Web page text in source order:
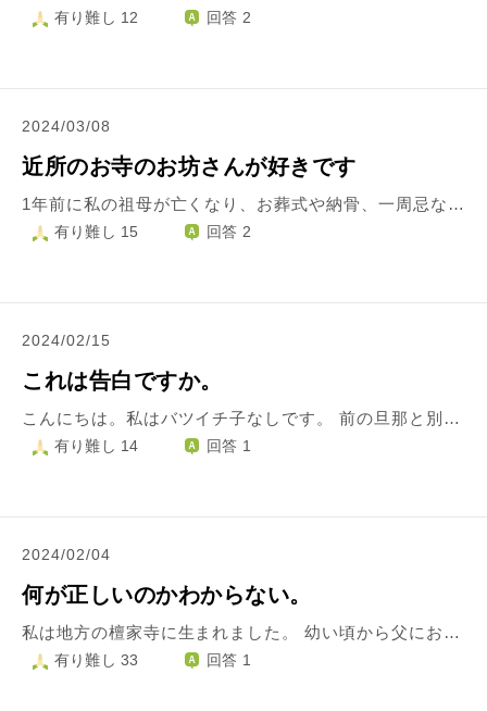
有り難し 12 回答 2
2024/03/08
近所のお寺のお坊さんが好きです
1年前に私の祖母が亡くなり、お葬式や納骨、一周忌なので最近お会いすることのあった家の近くのお寺のお坊さん30歳くらいのことが気になって仕方ないです。 場違いですし、そんな場面でこんな感情を抱いてしまって、、と思っているのですが何故か惹かれてしまっています。 そのお坊さんとはほとんど話したことがありません、、、 そのお坊さんに会いたくて、話してみたいなああわよくば連絡先を聞きたいな、なんて思い最近お寺に通っているのですが（今日も午前と午後で2回行きましたが）なかなか会えません（泣） どうしたら少しでも距離を縮められるでしょうか すごく悩んでいます。
有り難し 15 回答 2
2024/02/15
これは告白ですか。
こんにちは。私はバツイチ子なしです。 前の旦那と別れて6～7年くらいで彼氏が出来ません。 私は菩提寺で開かれている瞑想会に参加して週一回、一緒に瞑想しました。 私が仕事のことで悩み上手くいかないと相談し、瞑想で心がよくなれば仕事も出来るようになるから、お寺の本堂は開けておくのでお付き合いするので毎日きて良いとおっしゃっていまし た。 その後、母が倒れて実際にはそんな暇なかったのですが、お付き合いというのは、男女的なものなのか、ただ単に瞑想に付き合うという意味なのかよくわからないまま、通わず仕事と介護とでいっぱいです。 私は住職とは男女の関係になりたくないけど、瞑想会の人達は好きだし、あのお寺も本当にキレイで清潔ですが、 住職のことはどうしても好きになれないので距離をおこうと思っています。本人にきくのははばかれるので質問してみました。
有り難し 14 回答 1
2024/02/04
何が正しいのかわからない。
私は地方の檀家寺に生まれました。 幼い頃から父にお坊さんになること以外の道を許されず、反論すると暴力や大切なものを壊されたりしてきました。 逆らうことができ学生時代は本山に寄宿しながらの修行生活をしました。 しかし、修行を終え娑婆に帰ってから、自分でやりたいことを選べなかった後悔と青春時代を失った後悔に襲われました。 それと同時に本山から帰ってからは周り(寺族、檀家様、周りの寺院)からの期待が大きくなっていました。 住職が私のいない間に周りのお寺や檀家様に「息子は望んで家を継ぐために本山に修行に行ってる」と意気揚々と話していたそうです。 それだけではなく住職は結婚したら将来同居がすぐできるように二世帯住宅を完成させていました。 結婚しても、食卓でも仕事の話やすぐに機嫌を損ねると癇癪を起こし暴力を振るってきた父と一緒に生活することは相手のことを考えると私はできませんが、、、。 そんな日々が数年続く中で住職から荒行に行くようにいわれました。 私は生まれつき身体も弱いですし、正直行きたくありません。 本山での修行中は家を継ぐ決心や僧侶になる発心がない状態でした。 しかし、逃げずにいたのは本山よりも癇癪を起こす住職の方が怖かったからです。 今は祈祷寺でもないのにこれ以上、修行をしたくないという思いがあります。 そのことを父に話すと癇癪を起こし泣きはじめます。 もちろん、修行道場は自分自身の信仰あって成立することです。望んでもいけない人が大勢います。 縁あって寺に生まれたからといって私のような中途半端な人間が僧侶を志してはいけないと思っています。 本山から帰ってきてからは上記で書いたことや、父の癇癪や、親の言う通りに生きない罪悪感(荒行に行かない)で押し潰されそうになり鬱病になりました。 今は療養施設に入っています。 最後にですが私は決して僧侶という仕事は嫌ではありません。大切な生き方だと思っています。 ①僧侶の皆様は自分の将来をどのように決めてきたか。 ②本山で修行し、周りや親の期待されているが荒行に入らずに今後もその期待に応えれない罪悪感をどうしたらいいのか。 ③私のような人間が僧侶を続けて良いのか。 応えられる範囲でご教示ください。 よろしくお願いします。
有り難し 33 回答 1